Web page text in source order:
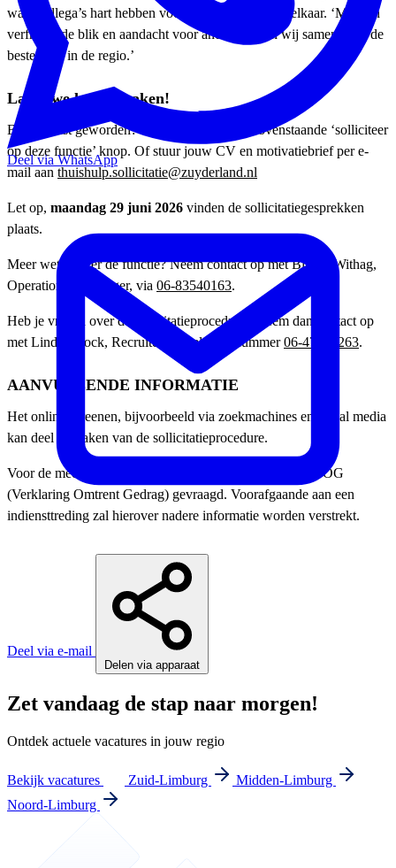
waar collega’s hart hebben voor hun werk én voor elkaar. ‘Met een
verfrissende blik en aandacht voor anderen staan wij samen voor de
beste zorg in de regio.’
Laten we kennismaken!
Enthousiast geworden? Solliciteren kan via bovenstaande ‘solliciteer
op deze functie’ knop. Of stuur jouw CV en motivatiebrief per e-
mail aan thuishulp.sollicitatie@zuyderland.nl
Let op, maandag 29 juni 2026 vinden de sollicitatiegesprekken
plaats.
Meer weten over de functie? Neem contact op met Birgiet Withag,
Operationeel manager, via 06-83540163.
Heb je vragen over de sollicitatieprocedure? Neem dan contact op
met Lindy Loock, Recruiter, via telefoonnummer06-47297263.
AANVULLENDE INFORMATIE
Het online screenen, bijvoorbeeld via zoekmachines en social media
kan deel uitmaken van de sollicitatieprocedure.
Voor de meeste functies binnen Zuyderland wordt een VOG
(Verklaring Omtrent Gedrag) gevraagd. Voorafgaande aan een
indiensttreding zal hierover nadere informatie worden verstrekt.
Deel via WhatsApp
Deel via e-mail
Delen via apparaat
Zet vandaag de stap naar morgen!
Ontdek actuele vacatures in jouw regio
Bekijk vacatures Zuid-Limburg
Midden-Limburg
Noord-Limburg